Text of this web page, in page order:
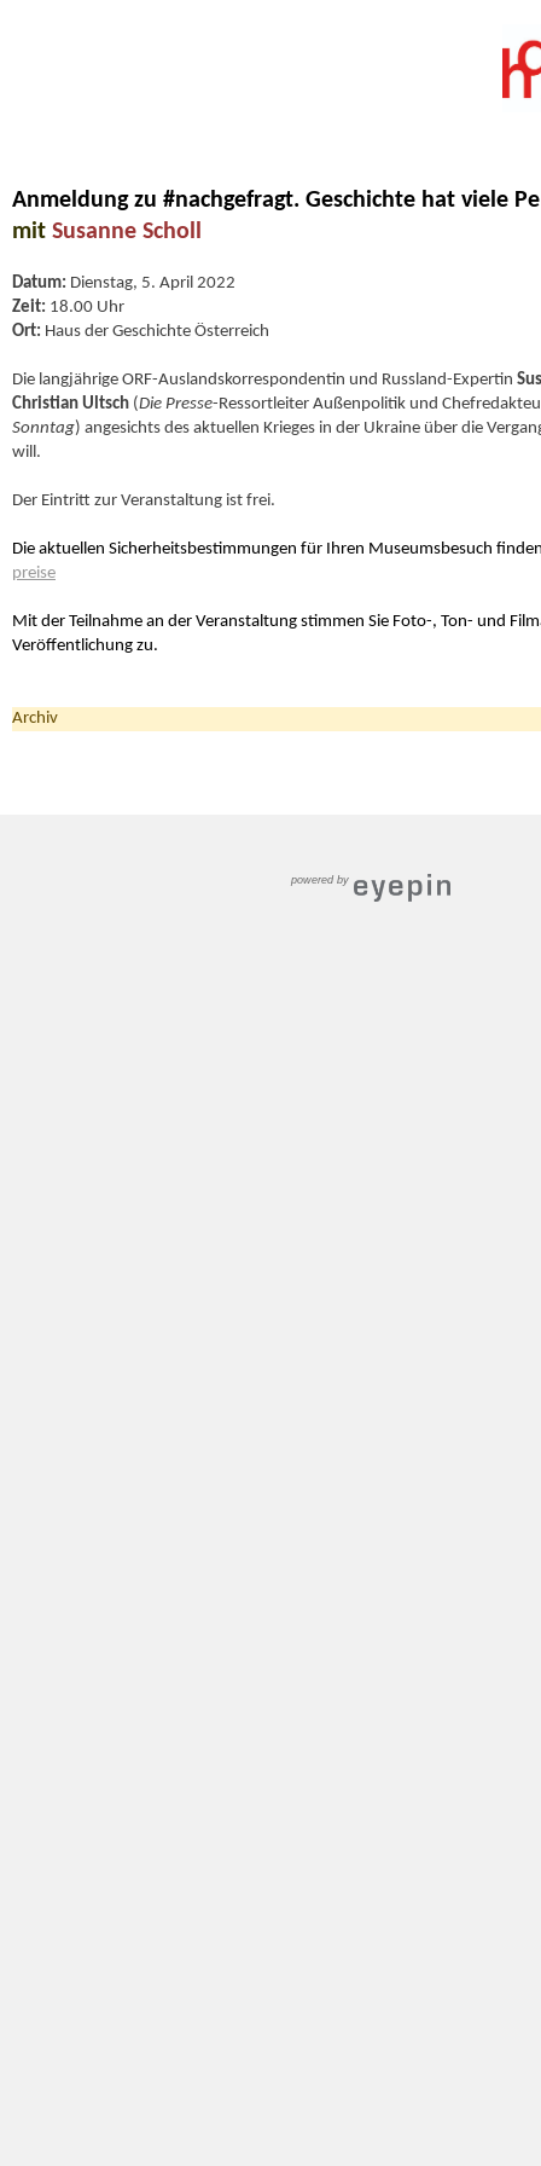
Anmeldung zu #nachgefragt. Geschichte hat viele
mit Susanne Scholl
Datum: Dienstag, 5. April 2022
Zeit: 18.00 Uhr
Ort: Haus der Geschichte Österreich
Die langjährige ORF-Auslandskorrespondentin und Russland-Expertin
Christian Ultsch (Die Presse-Ressortleiter Außenpolitik und
Sonntag) angesichts des aktuellen Krieges in der Ukraine über die
will.
Der Eintritt zur Veranstaltung ist frei.
Die aktuellen Sicherheitsbestimmungen für Ihren Museumsbesuch
preise
Mit der Teilnahme an der Veranstaltung stimmen Sie Foto-, Ton- und
Veröffentlichung zu.
Archiv
powered by